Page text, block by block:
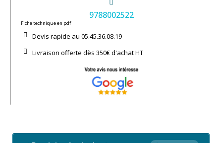
9788002522
Fiche technique en pdf
Devis rapide au 05.45.36.08.19​
Livraison offerte dès 350€ d'achat​ HT